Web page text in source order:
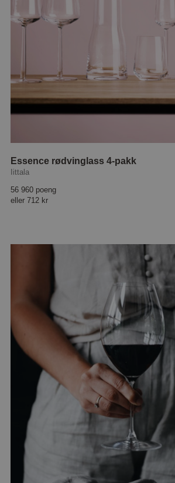
Essence rødvinglass 4-pakk
Iittala
56 960 poeng
eller 712 kr